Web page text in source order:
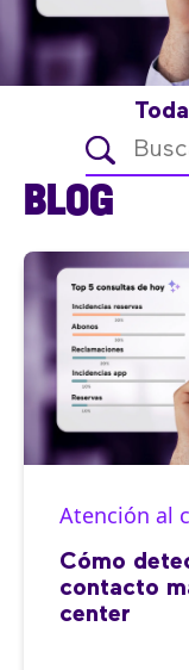
BLOG
Atención al
Cómo
contacto
center